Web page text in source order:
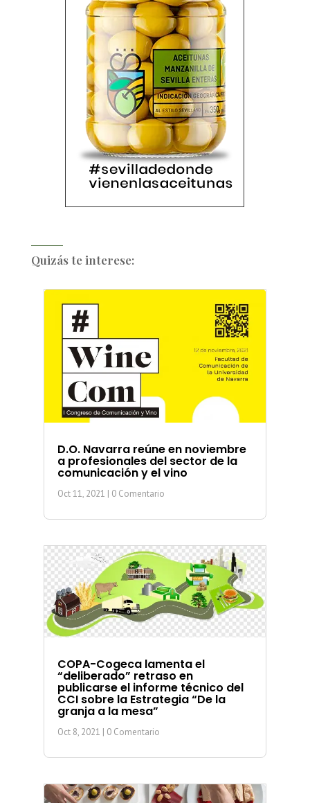
Quizás te interese:
D.O. Navarra reúne en noviembre
a profesionales del sector de la
comunicación y el vino
Oct 11, 2021 | 0 Comentario
COPA-Cogeca lamenta el
“deliberado” retraso en
publicarse el informe técnico del
CCI sobre la Estrategia “De la
granja a la mesa”
Oct 8, 2021 | 0 Comentario